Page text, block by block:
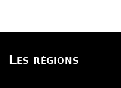
Les régions